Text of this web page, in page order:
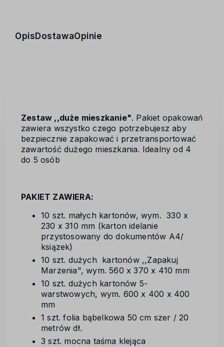
OpisDostawaOpinie
Zestaw ,,duże mieszkanie". Pakiet opakowań
zawiera wszystko czego potrzebujesz aby
bezpiecznie zapakować i przetransportować
zawartość dużego mieszkania. Idealny od 4
do 5 osób
PAKIET ZAWIERA:
10 szt. małych kartonów, wym. 330 x
230 x 310 mm (karton idelanie
przystosowany do dokumentów A4/
ksiązek)
10 szt. dużych kartonów ,,Zapakuj
Marzenia", wym. 560 x 370 x 410 mm
10 szt. dużych kartonów 5-
warstwowych, wym. 600 x 400 x 400
mm
1 szt. folia bąbelkowa 50 cm szer / 20
metrów dł.
3 szt. mocna taśma klejąca